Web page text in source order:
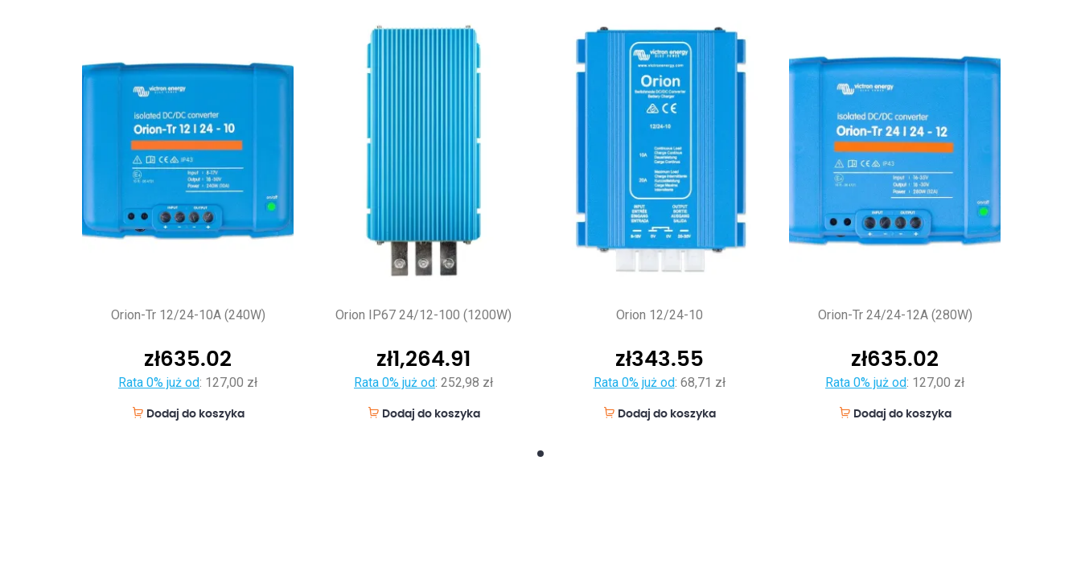
Orion-Tr 12/24-10A (240W)
zł635.02
Rata 0% już od: 127,00 zł
Dodaj do koszyka
Orion IP67 24/12-100 (1200W)
zł1,264.91
Rata 0% już od: 252,98 zł
Dodaj do koszyka
Orion 12/24-10
zł343.55
Rata 0% już od: 68,71 zł
Dodaj do koszyka
Orion-Tr 24/24-12A (280W)
zł635.02
Rata 0% już od: 127,00 zł
Dodaj do koszyka